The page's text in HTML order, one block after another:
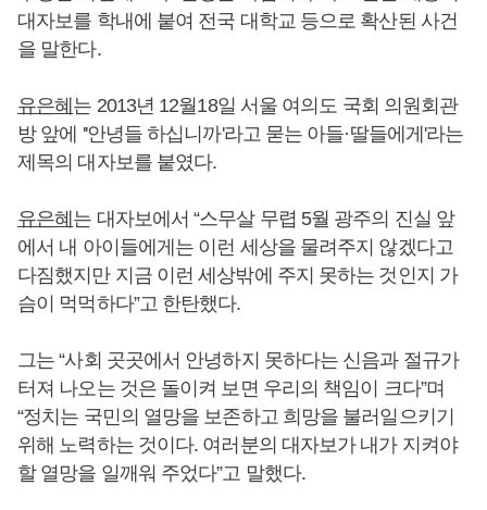
대자보를 학내에 붙여 전국 대학교 등으로 확산된 사건
을 말한다.
유은혜는 2013년 12월18일 서울 여의도 국회 의원회관
방 앞에 ''안녕들 하십니까'라고 묻는 아들·딸들에게'라는
제목의 대자보를 붙였다.
유은혜는 대자보에서 “스무살 무렵 5월 광주의 진실 앞
에서 내 아이들에게는 이런 세상을 물려주지 않겠다고
다짐했지만 지금 이런 세상밖에 주지 못하는 것인지 가
슴이 먹먹하다”고 한탄했다.
그는 “사회 곳곳에서 안녕하지 못하다는 신음과 절규가
터져 나오는 것은 돌이켜 보면 우리의 책임이 크다”며
“정치는 국민의 열망을 보존하고 희망을 불러일으키기
위해 노력하는 것이다. 여러분의 대자보가 내가 지켜야
할 열망을 일깨워 주었다”고 말했다.